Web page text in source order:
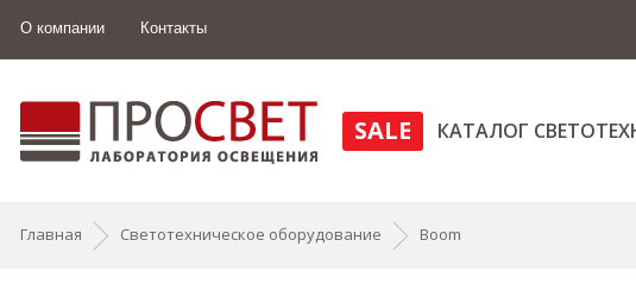
О компании Контакты
SALE КАТАЛОГ
Главная Светотехническое оборудование Boom